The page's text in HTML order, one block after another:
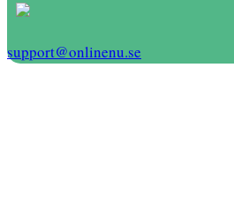
support@onlinenu.se